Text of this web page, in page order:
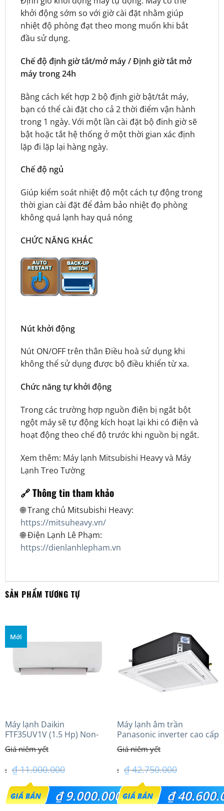
khởi động sớm so với giờ cài đặt nhằm giúp
nhiệt độ phòng đạt theo mong muốn khi bắt
đầu sử dụng.
Chế độ định giờ tắt/mở máy / Định giờ tắt mở
máy trong 24h
Bằng cách kết hợp 2 bộ định giờ bật/tắt máy,
bạn có thể cài đặt cho cả 2 thời điểm vận hành
trong 1 ngày. Với một lần cài đặt bộ đinh giờ sẽ
bật hoặc tắt hệ thống ở một thời gian xác định
lặp đi lặp lại hàng ngày.
Chế độ ngủ
Giúp kiểm soát nhiệt độ một cách tự động trong
thời gian cài đặt để đảm bảo nhiệt đọ phòng
không quá lạnh hay quá nóng
CHỨC NĂNG KHÁC
Nút khởi động
Nút ON/OFF trên thân Điều hoà sử dụng khi
không thể sử dụng được bộ điều khiển từ xa.
Chức năng tự khởi động
Trong các trường hợp nguồn điện bị ngắt bột
ngột máy sẽ tự động kích hoạt lại khi có điện và
hoạt động theo chế độ trước khi nguồn bị ngắt.
Xem thêm: Máy lạnh Mitsubishi Heavyvà Máy
Lạnh Treo Tường
🔗 Thông tin tham khảo
🌐 Trang chủ Mitsubishi Heavy:
https://mitsuheavy.vn/
🌐 Điện Lạnh Lê Phạm:
https://dienlanhlepham.vn
SẢN PHẨM TƯƠNG TỰ
Mới
Máy lạnh Daikin
FTF35UV1V (1.5 Hp) Non-
inverter Thái lan
₫11.000.000
Giá
gốc
₫9.000.000
Máy lạnh âm trần
Panasonic inverter cao cấp
(5.0Hp) S-3448PU3HA/U-
43PRH1H5
₫42.750.000
Giá
gốc
₫